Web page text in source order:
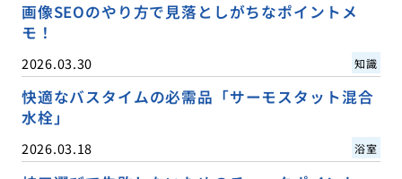
画像SEOのやり方で見落としがちなポイントメ
モ！
2026.03.30 知識
快適なバスタイムの必需品「サーモスタット混合
水栓」
2026.03.18 浴室